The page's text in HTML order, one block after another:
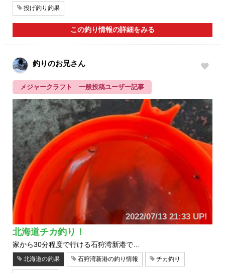
投げ釣り釣果
この釣り情報の詳細をみる
釣りのお兄さん
メジャークラフト 一般投稿ユーザー記事
2022/07/13 21:33 UP!
北海道チカ釣り！
家から30分程度で行ける石狩湾新港で…
北海道の釣果 石狩湾新港の釣り情報 チカ釣り